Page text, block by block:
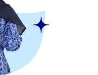
cita menjadi abdi
Bersiaplah
bersama